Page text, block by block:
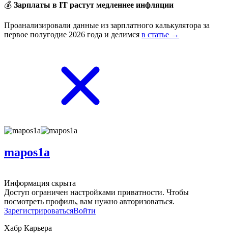
💰 Зарплаты в IT растут медленнее инфляции
Проанализировали данные из зарплатного калькулятора за
первое полугодие 2026 года и делимся в статье →
mapos1a
Информация скрыта
Доступ ограничен настройками приватности. Чтобы
посмотреть профиль, вам нужно авторизоваться.
ЗарегистрироватьсяВойти
Хабр Карьера